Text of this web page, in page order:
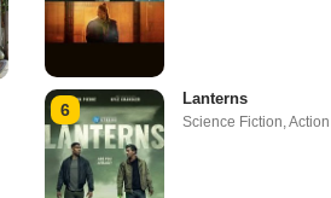
6
Lanterns
Science Fiction Action